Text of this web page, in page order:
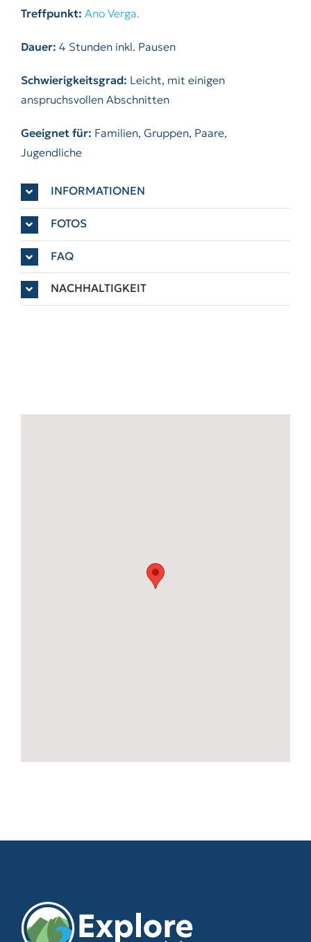
Treffpunkt: Ano Verga.
Dauer: 4 Stunden inkl. Pausen
Schwierigkeitsgrad: Leicht, mit einigen
anspruchsvollen Abschnitten
Geeignet für: Familien, Gruppen, Paare,
Jugendliche
INFORMATIONEN
FOTOS
FAQ
NACHHALTIGKEIT